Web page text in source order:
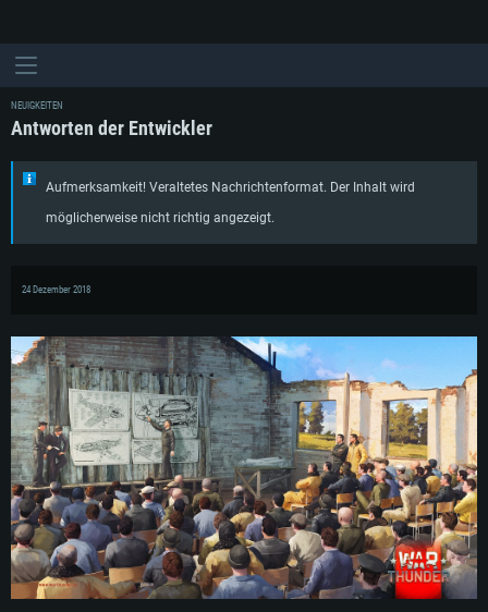
NEUIGKEITEN
Antworten der Entwickler
Aufmerksamkeit! Veraltetes Nachrichtenformat. Der Inhalt wird
möglicherweise nicht richtig angezeigt.
24 Dezember 2018